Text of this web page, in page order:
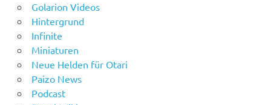
Golarion Videos
Hintergrund
Infinite
Miniaturen
Neue Helden für Otari
Paizo News
Podcast